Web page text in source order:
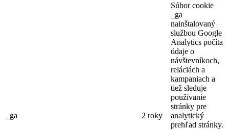
_ga 2 roky
Súbor cookie
_ga
nainštalovaný
službou Google
Analytics počíta
údaje o
návštevníkoch,
reláciách a
kampaniach a
tiež sleduje
používanie
stránky pre
analytický
prehľad stránky.